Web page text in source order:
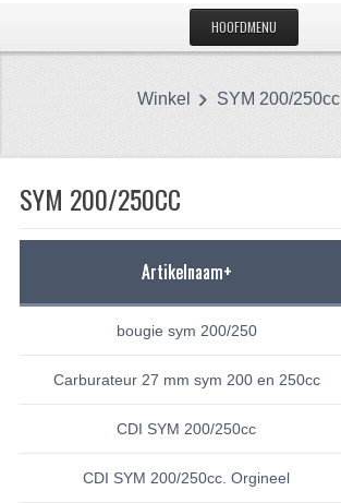
HOOFDMENU
CFMOTO 500-5
CFMOTO 500-A/2A / GOES 520
LAGERS
PLASTIC PARTS
VERLICHTING
ONDERDELEN 50CC TOT 125CC
Winkel SYM 200/250cc
SYM 200/250CC
Artikelnaam+
bougie sym 200/250
Carburateur 27 mm sym 200 en 250cc
CDI SYM 200/250cc
CDI SYM 200/250cc. Orgineel